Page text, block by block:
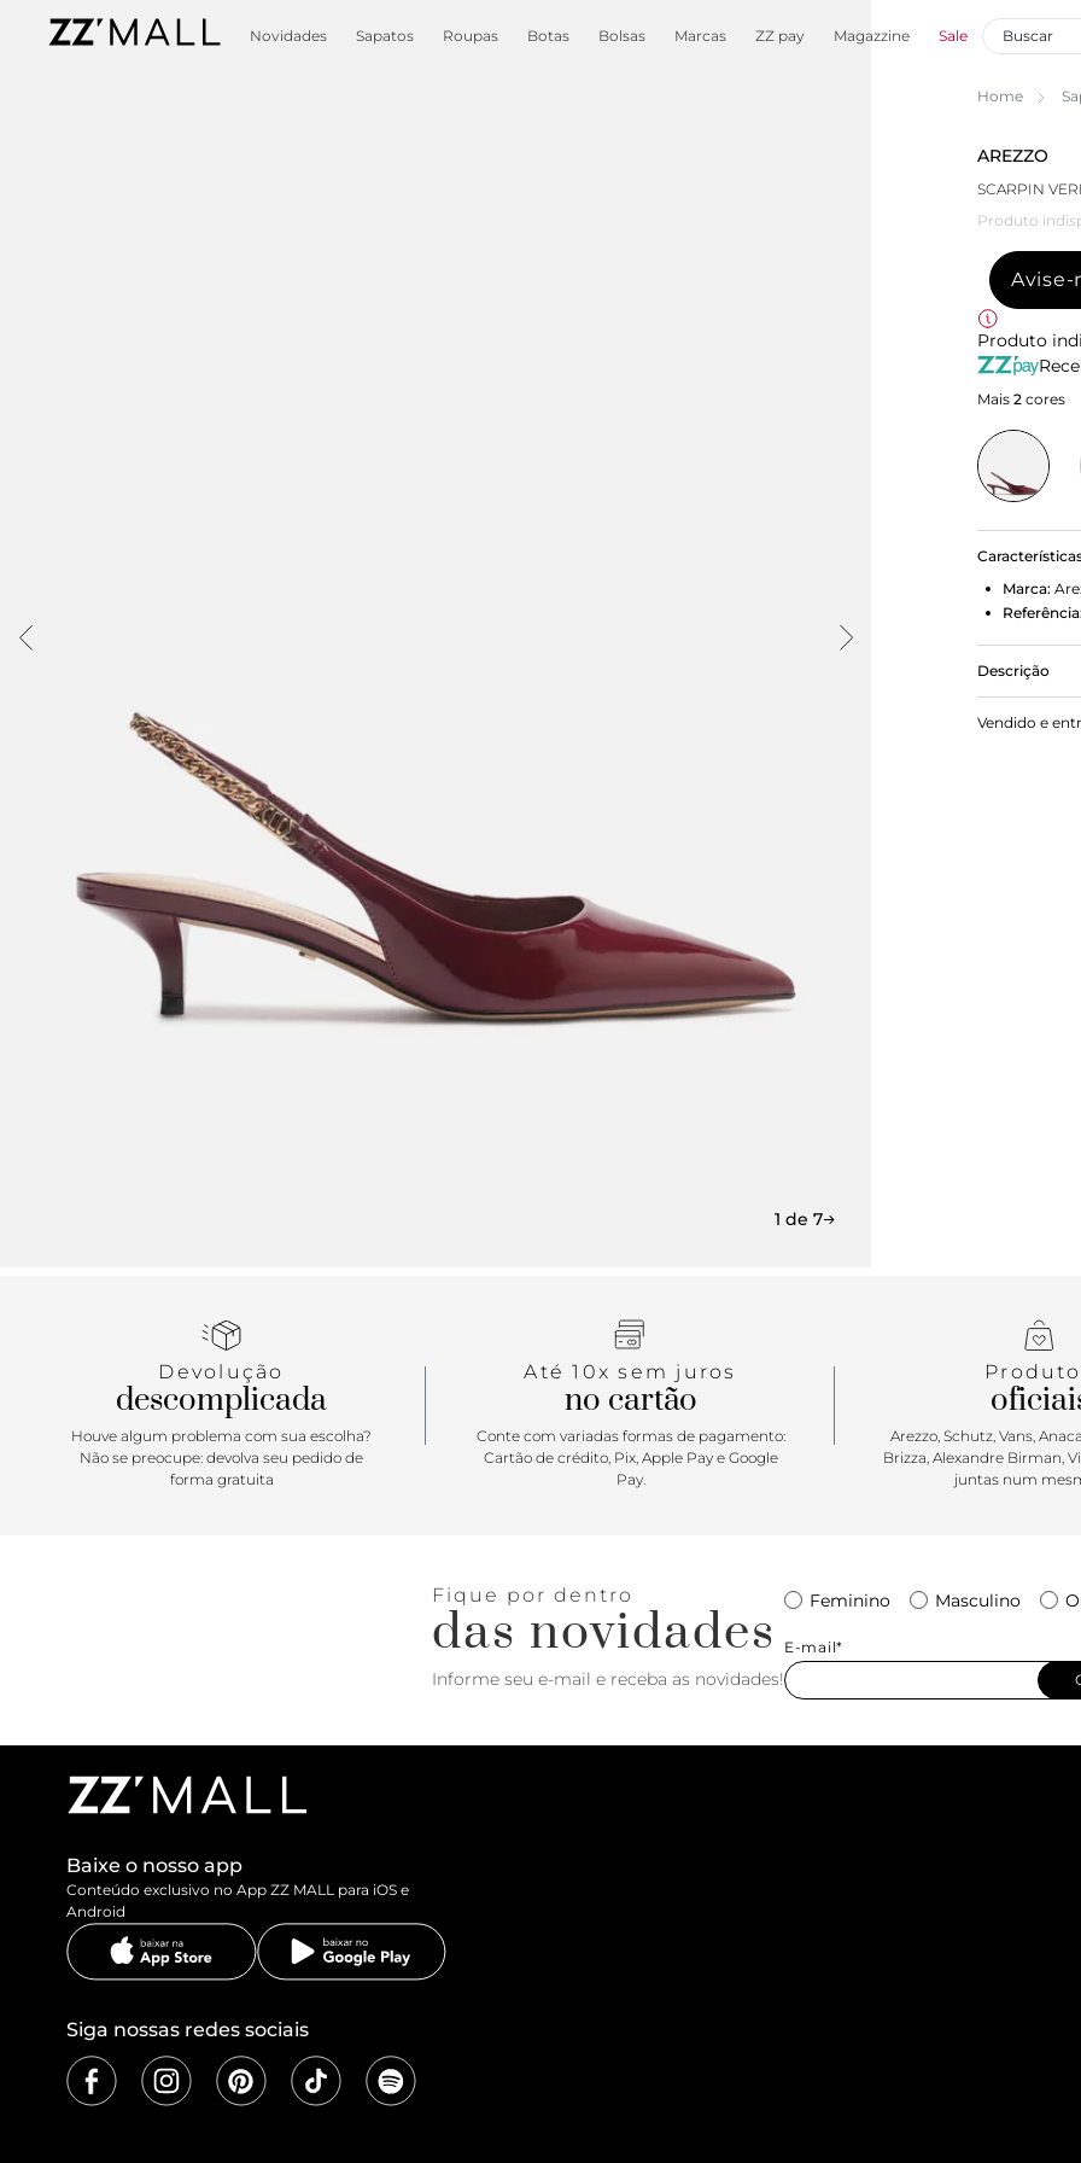
Novidades Sapatos Roupas Botas Bolsas Marcas ZZ pay Magazzine Sale
1 de 7
Home
AREZZO
SCARPIN
Produto
Avise-
Produto
Mais 2 cores
Marca:
Referência:
Descrição
Scarpin
salto baixo
Vendido e
Devolução
descomplicada
Houve algum problema com sua escolha?
Não se preocupe: devolva seu pedido de
forma gratuita
Até 10x sem juros
no cartão
Conte com variadas formas de pagamento:
Cartão de crédito, Pix, Apple Pay e Google
Pay.
Arezzo, Schutz, Vans,
Brizza, Alexandre Birman,
juntas num
Fique por dentro
das novidades
Informe seu e-mail e receba as novidades!
Feminino Masculino
E-mail*
Baixe o nosso app
Conteúdo exclusivo no App ZZ MALL para iOS e
Android
Siga nossas redes sociais